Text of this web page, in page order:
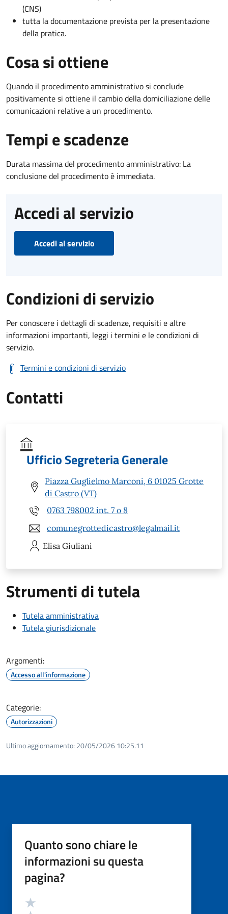
(CNS)
tutta la documentazione prevista per la presentazione
della pratica.
Cosa si ottiene
Quando il procedimento amministrativo si conclude
positivamente si ottiene il cambio della domiciliazione delle
comunicazioni relative a un procedimento.
Tempi e scadenze
Durata massima del procedimento amministrativo: La
conclusione del procedimento è immediata.
Accedi al servizio
Accedi al servizio
Condizioni di servizio
Per conoscere i dettagli di scadenze, requisiti e altre
informazioni importanti, leggi i termini e le condizioni di
servizio.
Termini e condizioni di servizio
Contatti
Ufficio Segreteria Generale
Piazza Guglielmo Marconi, 6 01025 Grotte
di Castro (VT)
0763 798002 int. 7 o 8
comunegrottedicastro@legalmail.it
Elisa Giuliani
Strumenti di tutela
Tutela amministrativa
Tutela giurisdizionale
Argomenti:
Accesso all'informazione
Categorie:
Autorizzazioni
Ultimo aggiornamento: 20/05/2026 10:25.11
Quanto sono chiare le
informazioni su questa
pagina?
Valutazione